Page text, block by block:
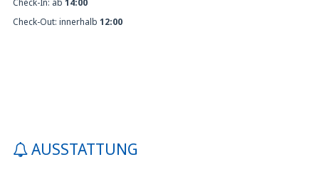
Check-Out: innerhalb 12:00
AUSSTATTUNG